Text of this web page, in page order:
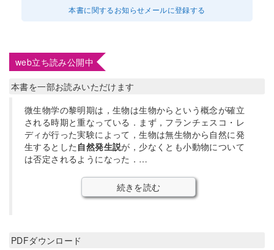
本書に関するお知らせメールに登録する
web立ち読み公開中
本書を一部お読みいただけます
微生物学の黎明期は，生物は生物からという概念が確立
される時期と重なっている．まず，フランチェスコ・レ
ディが行った実験によって，生物は無生物から自然に発
生するとした 自然発生説が，少なくとも小動物について
は否定されるようになった．…
続きを読む
PDFダウンロード